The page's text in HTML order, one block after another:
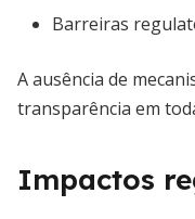
Barreiras
A ausência de
transparência em
Impactos